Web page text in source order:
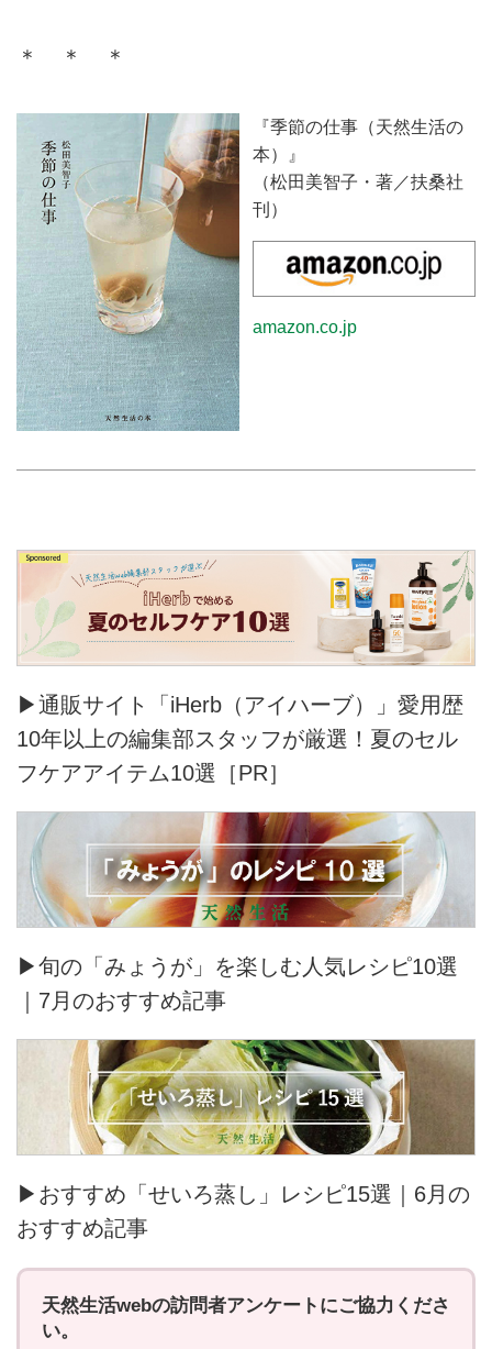
＊ ＊ ＊
『季節の仕事（天然生活の
本）』
（松田美智子・著／扶桑社
刊）
amazon.co.jp
▶通販サイト「iHerb（アイハーブ）」愛用歴
10年以上の編集部スタッフが厳選！夏のセル
フケアアイテム10選［PR］
▶旬の「みょうが」を楽しむ人気レシピ10選
｜7月のおすすめ記事
▶おすすめ「せいろ蒸し」レシピ15選｜6月の
おすすめ記事